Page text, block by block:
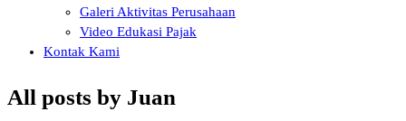
Galeri Aktivitas Perusahaan
Video Edukasi Pajak
Kontak Kami
All posts by Juan